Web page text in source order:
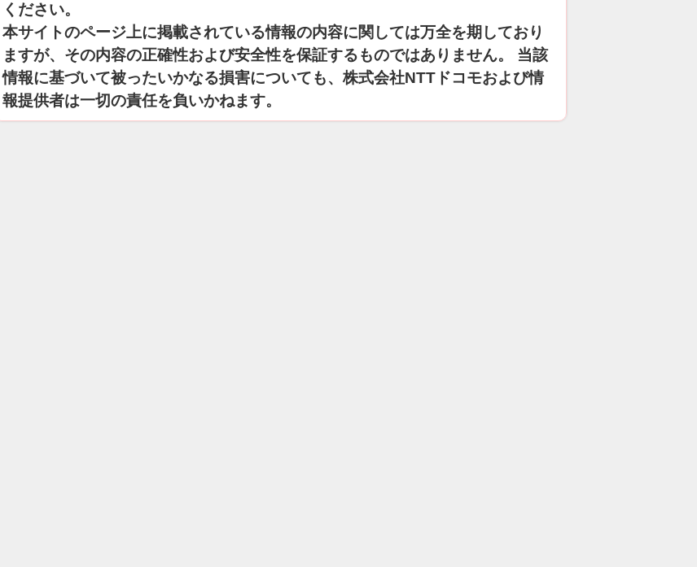
ください。
本サイトのページ上に掲載されている情報の内容に関しては万全を期しており
ますが、その内容の正確性および安全性を保証するものではありません。 当該
情報に基づいて被ったいかなる損害についても、株式会社NTTドコモおよび情
報提供者は一切の責任を負いかねます。